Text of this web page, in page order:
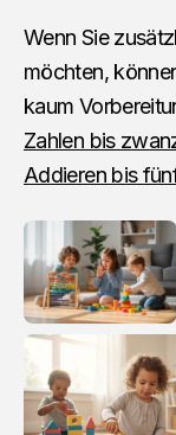
Wenn Sie
möchten,
kaum
Zahlen bis
Addieren bis